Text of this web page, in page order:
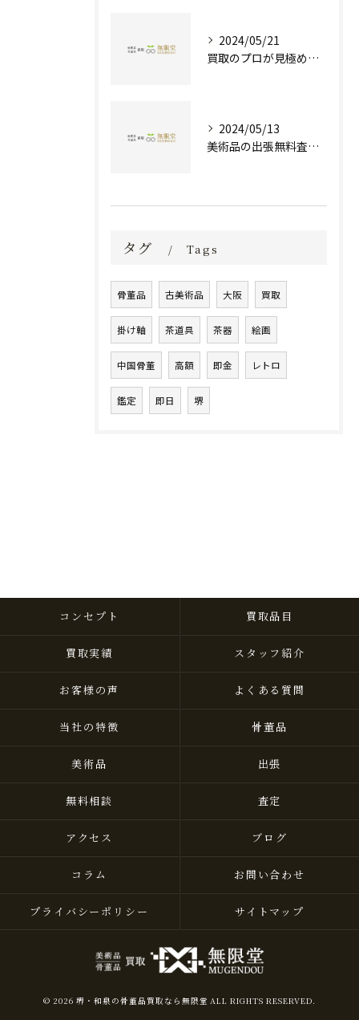
2024/05/21
買取のプロが見極める！骨董品の価値と査定とは？
2024/05/13
美術品の出張無料査定 | 一万点以上の実績で信頼の骨董品買取専門店
タグ Tags
骨董品 古美術品 大阪 買取
掛け軸 茶道具 茶器 絵画
中国骨董 高額 即金 レトロ
鑑定 即日 堺
コンセプト 買取品目
買取実績 スタッフ紹介
お客様の声 よくある質問
当社の特徴 骨董品
美術品 出張
無料相談 査定
アクセス ブログ
コラム お問い合わせ
プライバシーポリシー サイトマップ
© 2026 堺・和泉の骨董品買取なら無限堂 ALL RIGHTS RESERVED.